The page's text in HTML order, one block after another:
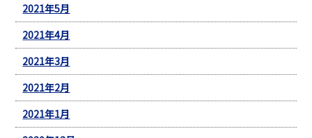
2021年5月
2021年4月
2021年3月
2021年2月
2021年1月